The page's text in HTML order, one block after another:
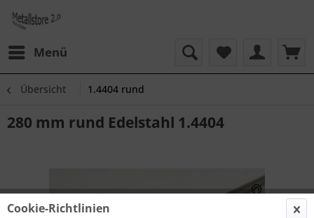
Menü
Übersicht 1.4404 rund
280 mm rund Edelstahl 1.4404
Cookie-Richtlinien